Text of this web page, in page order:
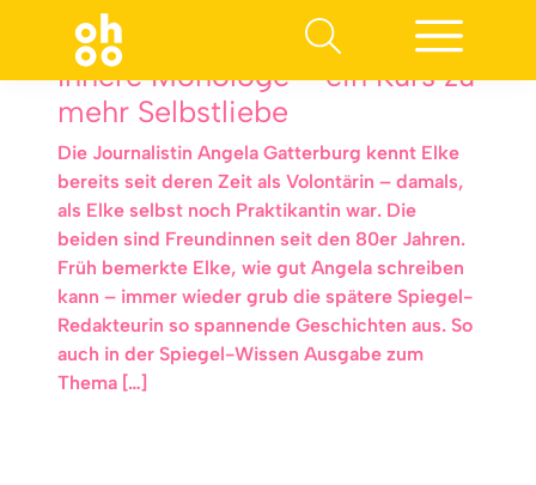
Innere Monologe – ein Kurs zu
mehr Selbstliebe
Die Journalistin Angela Gatterburg kennt Elke
bereits seit deren Zeit als Volontärin – damals,
als Elke selbst noch Praktikantin war. Die
beiden sind Freundinnen seit den 80er Jahren.
Früh bemerkte Elke, wie gut Angela schreiben
kann – immer wieder grub die spätere Spiegel-
Redakteurin so spannende Geschichten aus. So
auch in der Spiegel-Wissen Ausgabe zum
Thema […]